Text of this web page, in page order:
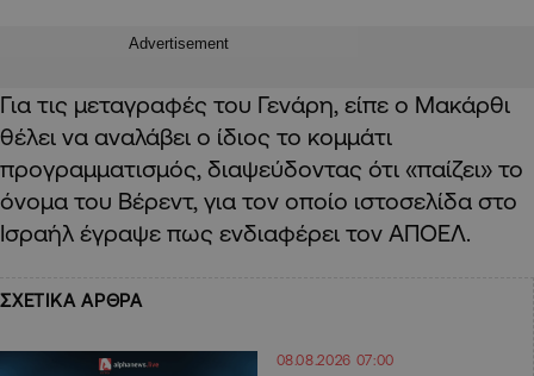
Advertisement
Για τις μεταγραφές του Γενάρη, είπε ο Μακάρθι
θέλει να αναλάβει ο ίδιος το κομμάτι
προγραμματισμός, διαψεύδοντας ότι «παίζει» το
όνομα του Βέρεντ, για τον οποίο ιστοσελίδα στο
Ισραήλ έγραψε πως ενδιαφέρει τον ΑΠΟΕΛ.
ΣΧΕΤΙΚΑ ΑΡΘΡΑ
08.08.2026 07:00